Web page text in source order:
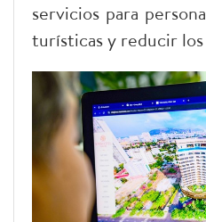
servicios para
turísticas y reducir